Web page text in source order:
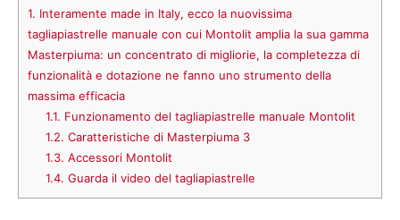
1. Interamente made in Italy, ecco la nuovissima
tagliapiastrelle manuale con cui Montolit amplia la sua gamma
Masterpiuma: un concentrato di migliorie, la completezza di
funzionalità e dotazione ne fanno uno strumento della
massima efficacia
1.1. Funzionamento del tagliapiastrelle manuale Montolit
1.2. Caratteristiche di Masterpiuma 3
1.3. Accessori Montolit
1.4. Guarda il video del tagliapiastrelle